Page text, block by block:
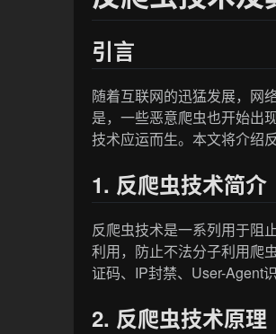
引言
随着互联网的迅猛发展，网
是，一些恶意爬虫也开始出
技术应运而生。本文将介绍
1. 反爬虫技术简介
反爬虫技术是一系列用于阻
利用，防止不法分子利用爬
证码、IP封禁、User-Agent
2. 反爬虫技术原理